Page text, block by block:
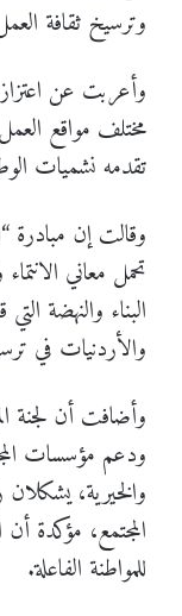
وترسيخ ثقافة
وأعربت عن
مختلف مواقع
تقدمه نشميات
تحمل معاني
البناء والنهضة
والأردنيات في
وأضافت أن لجنة
ودعم مؤسسات
والخيرية، يشكلان
المجتمع، مؤكدة أن
للمواطنة الفاعلة.